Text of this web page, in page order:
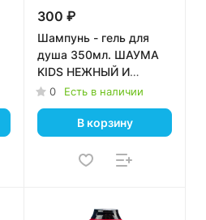
300 ₽
Шампунь - гель для
душа 350мл. ШАУМА
KIDS НЕЖНЫЙ И
БЕРЕЖНЫЙ УХОД Д/
МАЛЬЧИКОВ *10
0 Есть в наличии
В корзину